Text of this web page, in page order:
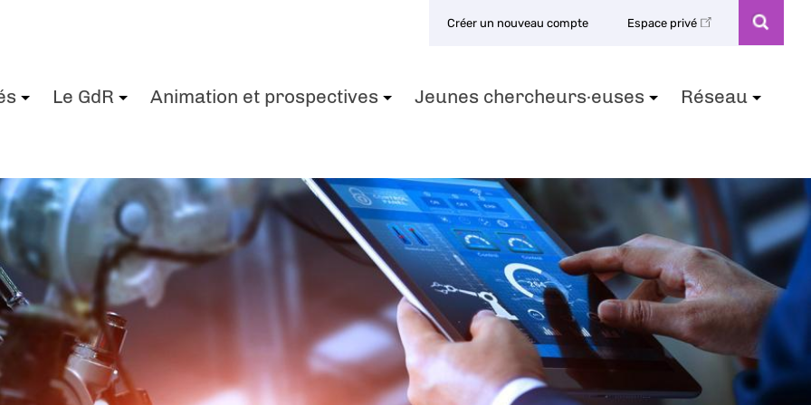
Créer un nouveau compte Espace privé
Le GdR Animation et prospectives Jeunes chercheurs·euses Réseau